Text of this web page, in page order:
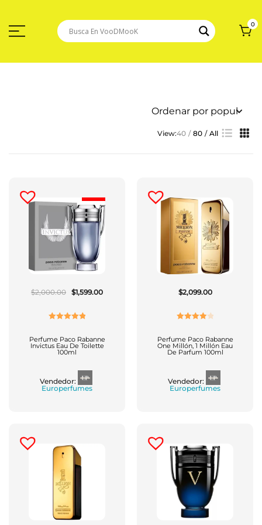
0
View:40 80 All
$2,000.00 El
Precio
Era:
$2,000.00.
$1,599.00El
Con5.00 De
5
Perfume Paco Rabanne
Invictus Eau De Toilette
100ml
Vendedor:
Europerfumes
$2,099.00
Con4.00
De 5
Perfume Paco Rabanne
One Millón, 1 Millón Eau
De Parfum 100ml
Vendedor:
Europerfumes